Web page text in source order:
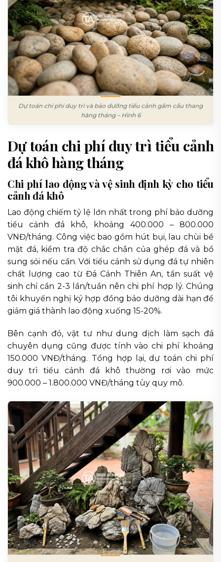
Dự toán chi phí duy trì và bảo dưỡng tiểu cảnh gầm cầu thang
hàng tháng – Hình 6
Dự toán chi phí duy trì tiểu cảnh
đá khô hàng tháng
Chi phí lao động và vệ sinh định kỳ cho tiểu
cảnh đá khô
Lao động chiếm tỷ lệ lớn nhất trong phí bảo dưỡng
tiểu cảnh đá khô, khoảng 400.000 – 800.000
VNĐ/tháng. Công việc bao gồm hút bụi, lau chùi bề
mặt đá, kiểm tra độ chắc chắn của ghép đá và bổ
sung sỏi nếu cần. Với tiểu cảnh sử dụng đá tự nhiên
chất lượng cao từ Đá Cảnh Thiên An, tần suất vệ
sinh chỉ cần 2-3 lần/tuần nên chi phí hợp lý. Chúng
tôi khuyến nghị ký hợp đồng bảo dưỡng dài hạn để
giảm giá thành lao động xuống 15-20%.
Bên cạnh đó, vật tư như dung dịch làm sạch đá
chuyên dụng cũng được tính vào chi phí khoảng
150.000 VNĐ/tháng. Tổng hợp lại, dự toán chi phí
duy trì tiểu cảnh đá khô thường rơi vào mức
900.000 – 1.800.000 VNĐ/tháng tùy quy mô.